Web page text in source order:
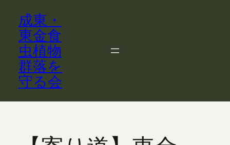
成東・
東金食
虫植物
群落を
守る会